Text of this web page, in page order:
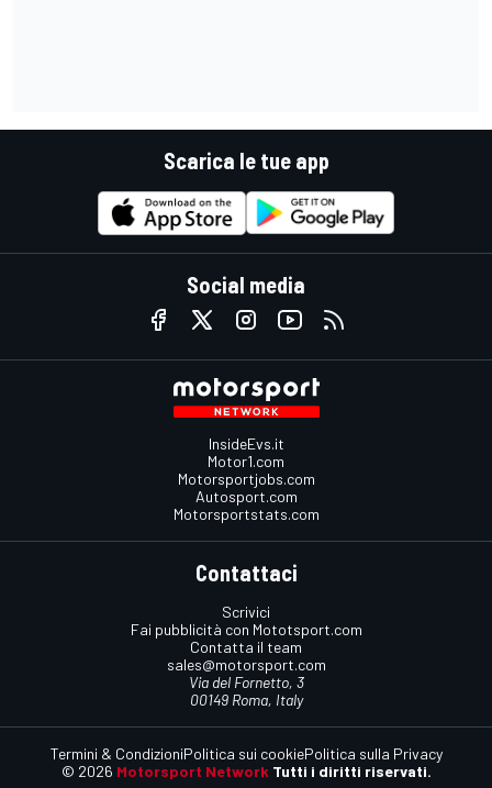
Scarica le tue app
Social media
InsideEvs.it
Motor1.com
Motorsportjobs.com
Autosport.com
Motorsportstats.com
Contattaci
Scrivici
Fai pubblicità con Mototsport.com
Contatta il team
sales@motorsport.com
Via del Fornetto, 3
00149 Roma, Italy
© 2026 Motorsport Network Tutti i diritti riservati.
Termini & CondizioniPolitica sui cookiePolitica sulla Privacy